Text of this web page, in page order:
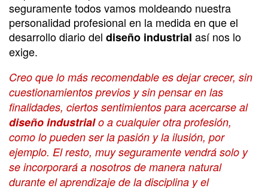
seguramente todos vamos moldeando nuestra
personalidad profesional en la medida en que el
desarrollo diario del diseño industrial así nos lo
exige.
Creo que lo más recomendable es dejar crecer, sin
cuestionamientos previos y sin pensar en las
finalidades, ciertos sentimientos para acercarse al
diseño industrialo a cualquier otra profesión,
como lo pueden ser la pasión y la ilusión, por
ejemplo. El resto, muy seguramente vendrá solo y
se incorporará a nosotros de manera natural
durante el aprendizaje de la disciplina y el